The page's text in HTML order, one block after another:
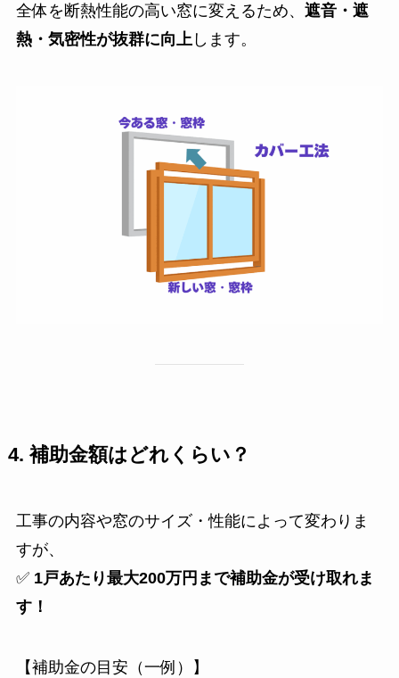
全体を断熱性能の高い窓に変えるため、 遮音・遮
熱・気密性が抜群に向上 します。
4. 補助金額はどれくらい？
工事の内容や窓のサイズ・性能によって変わりま
すが、
✅ 1戸あたり最大200万円まで補助金が受け取れま
す！
【補助金の目安（一例）】